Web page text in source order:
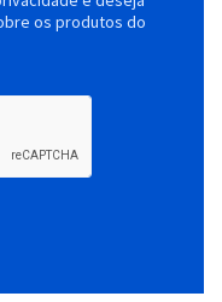
os produtos do